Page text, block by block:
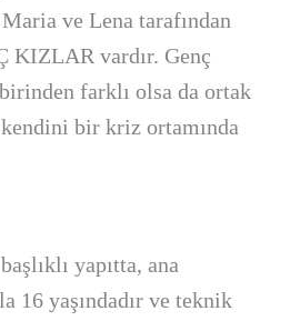
ve Lena tarafından
KIZLAR vardır. Genç
farklı olsa da ortak
bir kriz ortamında
başlıklı yapıtta, ana
16 yaşındadır ve teknik